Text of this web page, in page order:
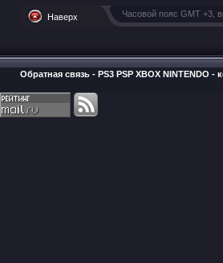
Наверх Часовой пояс GMT +3,
Обратная связь - PS3 PSP XBOX NINTENDO